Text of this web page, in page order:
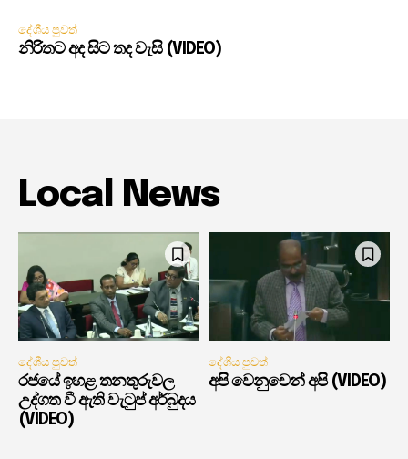
දේශීය පුවත්
නිරිතට අද සිට තද වැසි (VIDEO)
Local News
දේශීය පුවත්
රජයේ ඉහළ තනතුරුවල
උද්ගත වී ඇති වැටුප් අර්බුදය
(VIDEO)
දේශීය පුවත්
අපි වෙනුවෙන් අපි (VIDEO)